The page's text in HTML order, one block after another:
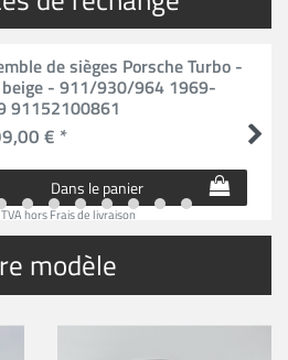
de sièges Porsche Turbo -
- 911/930/964 1969-
91152100861
€ *
Dans le panier
horsFrais de livraison
modèle